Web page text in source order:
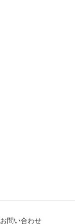
お問い合わせ